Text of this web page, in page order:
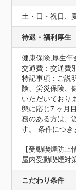
土・日・祝日、
待遇・福利厚生
健康保険,厚生
交通費：交通費
特記事項：ご説
険、労災保険、
いただいており
態に応じ7 ヶ月
務のある方は、
す。 条件につき
【受動喫煙防止
屋内受動喫煙対
こだわり条件